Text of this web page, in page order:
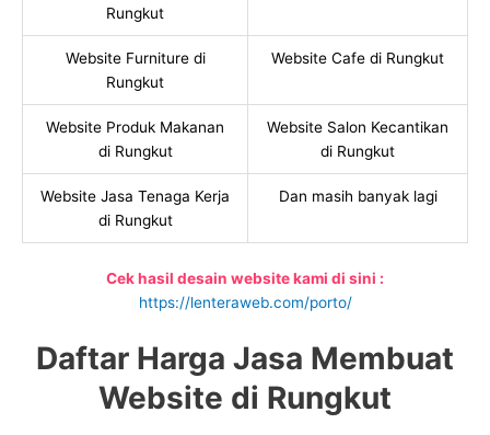
Rungkut
Website Furniture di
Rungkut
Website Cafe di Rungkut
Website Produk Makanan
di Rungkut
Website Salon Kecantikan
di Rungkut
Website Jasa Tenaga Kerja
di Rungkut
Dan masih banyak lagi
Cek hasil desain website kami di sini :
https://lenteraweb.com/porto/
Daftar Harga Jasa Membuat
Website di Rungkut